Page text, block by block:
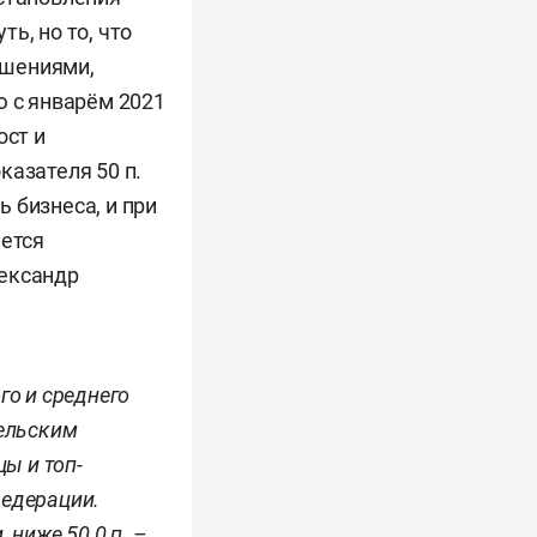
но то, что
с январём 2021
и
50 п.
бизнеса, и при
и среднего
и топ-